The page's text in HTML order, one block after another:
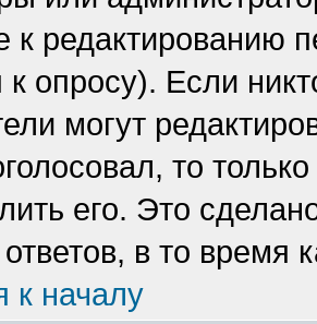
к редактированию
к опросу). Если
могут
то
его. Это
в то время
к началу